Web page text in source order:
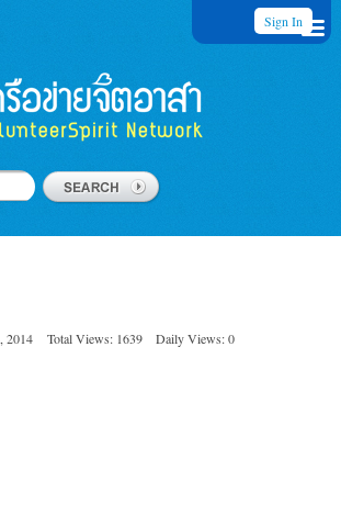
Sign In
2014 Total Views: 1639
Daily Views: 0